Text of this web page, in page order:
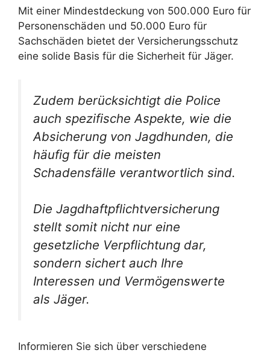
Mit einer Mindestdeckung von 500.000 Euro für
Personenschäden und 50.000 Euro für
Sachschäden bietet der Versicherungsschutz
eine solide Basis für die Sicherheit für Jäger.
Zudem berücksichtigt die Police
auch spezifische Aspekte, wie die
Absicherung von Jagdhunden, die
häufig für die meisten
Schadensfälle verantwortlich sind.
Die Jagdhaftpflichtversicherung
stellt somit nicht nur eine
gesetzliche Verpflichtung dar,
sondern sichert auch Ihre
Interessen und Vermögenswerte
als Jäger.
Informieren Sie sich über verschiedene